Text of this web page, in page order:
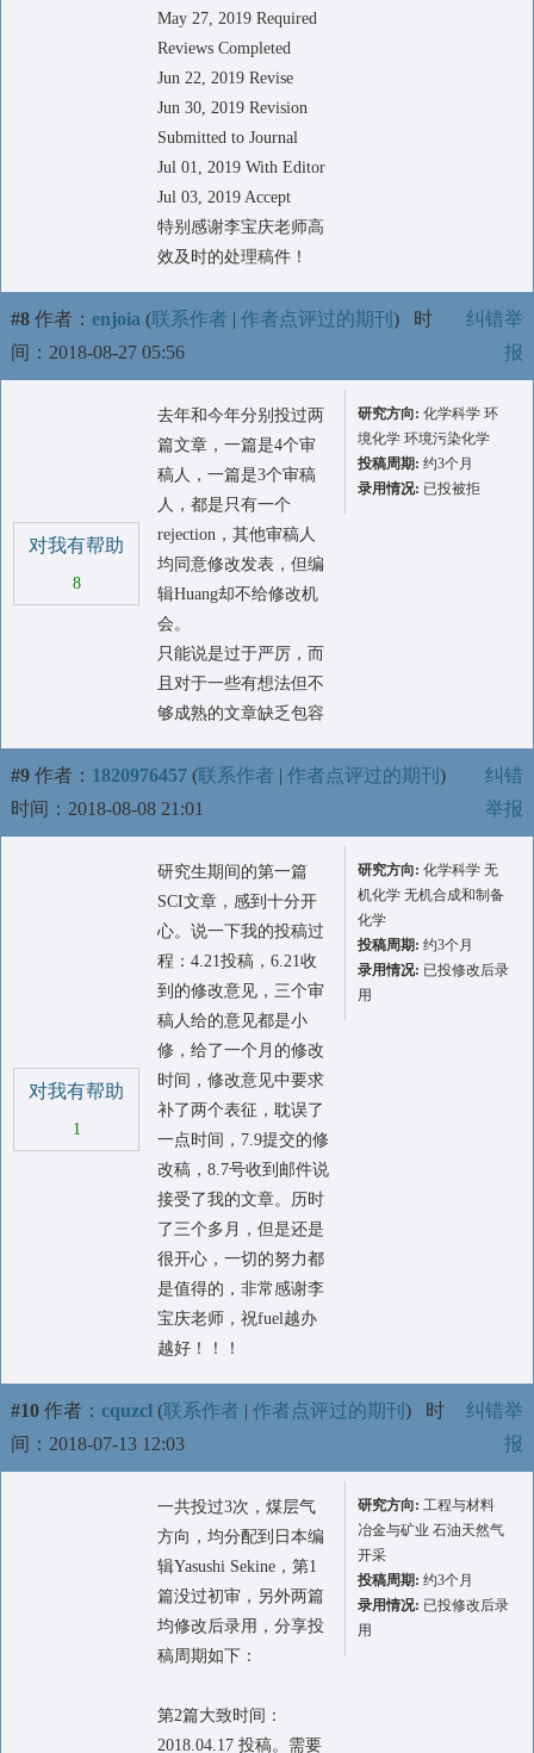
May 27, 2019 Required
Reviews Completed
Jun 22, 2019 Revise
Jun 30, 2019 Revision
Submitted to Journal
Jul 01, 2019 With Editor
Jul 03, 2019 Accept
特别感谢李宝庆老师高
效及时的处理稿件！
#8 作者： enjoia (联系作者 | 作者点评过的期刊 ) 时
间：2018-08-27 05:56
纠错举
报
对我有帮助
8
去年和今年分别投过两
篇文章，一篇是4个审
稿人，一篇是3个审稿
人，都是只有一个
rejection，其他审稿人
均同意修改发表，但编
辑Huang却不给修改机
会。
只能说是过于严厉，而
且对于一些有想法但不
够成熟的文章缺乏包容
研究方向: 化学科学 环
境化学 环境污染化学
投稿周期: 约3个月
录用情况: 已投被拒
#9 作者： 1820976457 (联系作者 | 作者点评过的期刊 )
时间：2018-08-08 21:01
纠错
举报
对我有帮助
1
研究生期间的第一篇
SCI文章，感到十分开
心。说一下我的投稿过
程：4.21投稿，6.21收
到的修改意见，三个审
稿人给的意见都是小
修，给了一个月的修改
时间，修改意见中要求
补了两个表征，耽误了
一点时间，7.9提交的修
改稿，8.7号收到邮件说
接受了我的文章。历时
了三个多月，但是还是
很开心，一切的努力都
是值得的，非常感谢李
宝庆老师，祝fuel越办
越好！！！
研究方向: 化学科学 无
机化学 无机合成和制备
化学
投稿周期: 约3个月
录用情况: 已投修改后录
用
#10 作者： cquzcl (联系作者 | 作者点评过的期刊 ) 时
间：2018-07-13 12:03
纠错举
报
一共投过3次，煤层气
方向，均分配到日本编
辑Yasushi Sekine，第1
篇没过初审，另外两篇
均修改后录用，分享投
稿周期如下：
第2篇大致时间：
2018.04.17 投稿。需要
研究方向: 工程与材料
冶金与矿业 石油天然气
开采
投稿周期: 约3个月
录用情况: 已投修改后录
用